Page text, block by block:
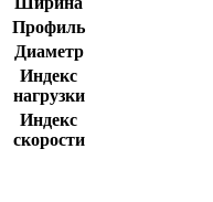
Профиль
Диаметр
Индекс
нагрузки
Индекс
скорости